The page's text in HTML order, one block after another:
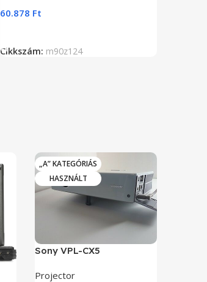
60.878 Ft
Cikkszám: m90z124
„A” KATEGÓRIÁS
HASZNÁLT
Sony VPL-CX5
Projector